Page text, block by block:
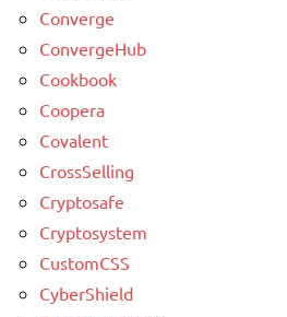
Converge
ConvergeHub
Cookbook
Coopera
Covalent
CrossSelling
Cryptosafe
Cryptosystem
CustomCSS
CyberShield